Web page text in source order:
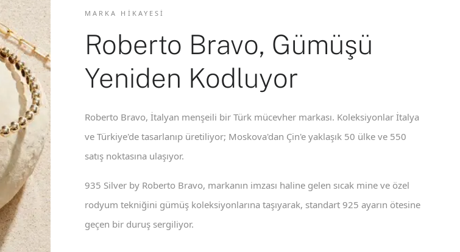
MARKA HIKAYESI
Roberto Bravo, Gümüşü
Yeniden Kodluyor
Roberto Bravo, İtalyan menşeili bir Türk mücevher markası. Koleksiyonlar İtalya
ve Türkiye'de tasarlanıp üretiliyor; Moskova'dan Çin'e yaklaşık 50 ülke ve 550
satış noktasına ulaşıyor.
935 Silver by Roberto Bravo, markanın imzası haline gelen sıcak mine ve özel
rodyum tekniğini gümüş koleksiyonlarına taşıyarak, standart 925 ayarın ötesine
geçen bir duruş sergiliyor.